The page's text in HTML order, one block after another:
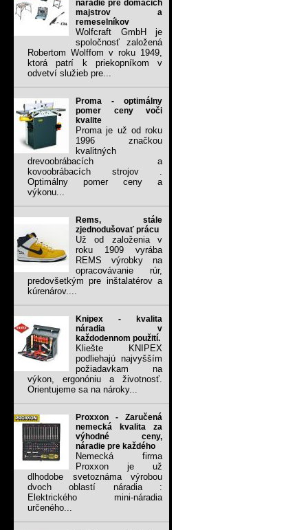
náradie pre domacich
majstrov a
remeselníkov
Wolfcraft GmbH je
spoločnosť založená
Robertom Wolffom v roku 1949,
ktorá patrí k priekopníkom v
odvetví služieb pre...
Proma - optimálny
pomer ceny voči
kvalite
Proma je už od roku
1996 značkou
kvalitných
drevoobrábacích a
kovoobrábacích strojov .
Optimálny pomer ceny a
výkonu...
Rems, stále
zjednodušovať prácu
Už od založenia v
roku 1909 vyrába
REMS výrobky na
opracovávanie rúr,
predovšetkým pre inštalatérov a
kúrenárov....
Knipex - kvalita
náradia v
každodennom použití.
Kliešte KNIPEX
podliehajú najvyšším
požiadavkam na
výkon, ergonóniu a životnosť.
Orientujeme sa na nároky...
Proxxon - Zaručená
nemecká kvalita za
výhodné ceny,
náradie pre každého
Nemecká firma
Proxxon je už
dlhodobe svetoznáma výrobou
dvoch oblastí náradia :
Elektrického mini-náradia
určeného...